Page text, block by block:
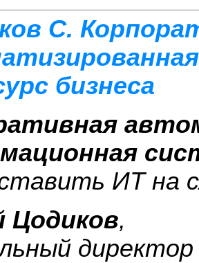
С.
бизнеса
ИТ на
Цодиков,